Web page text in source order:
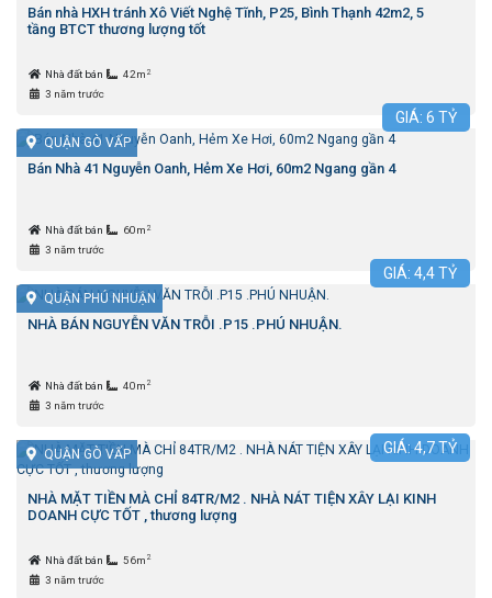
Bán nhà HXH tránh Xô Viết Nghệ Tĩnh, P25, Bình Thạnh 42m2, 5
tầng BTCT thương lượng tốt
Nhà đất bán 42m 2
3 năm trước
QUẬN GÒ VẤP
GIÁ: 6 TỶ
Bán Nhà 41 Nguyễn Oanh, Hẻm Xe Hơi, 60m2 Ngang gần 4
Nhà đất bán 60m 2
3 năm trước
QUẬN PHÚ NHUẬN
GIÁ: 4,4TỶ
NHÀ BÁN NGUYỄN VĂN TRỖI .P15 .PHÚ NHUẬN.
Nhà đất bán 40m 2
3 năm trước
QUẬN GÒ VẤP GIÁ:4,7TỶ
NHÀ MẶT TIỀN MÀ CHỈ 84TR/M2 . NHÀ NÁT TIỆN XÂY LẠI KINH
DOANH CỰC TỐT , thương lượng
Nhà đất bán 56m 2
3 năm trước